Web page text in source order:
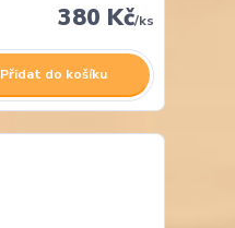
380 Kč/ks
Přidat do košíku